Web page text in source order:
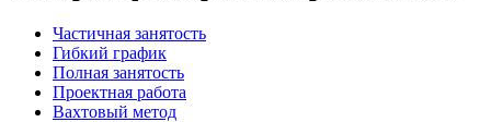
Частичная занятость
Гибкий график
Полная занятость
Проектная работа
Вахтовый метод